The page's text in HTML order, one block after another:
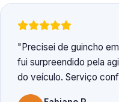
Precisei de guincho
fui surpreendido pela
do veículo. Serviço